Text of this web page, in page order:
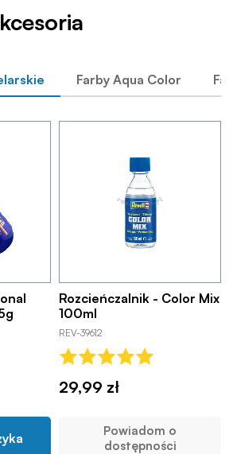
Farby Aqua Color
Rozcieńczalnik - Color Mix
100ml
REV-39612
29,99 zł
Powiadom o
dostępności